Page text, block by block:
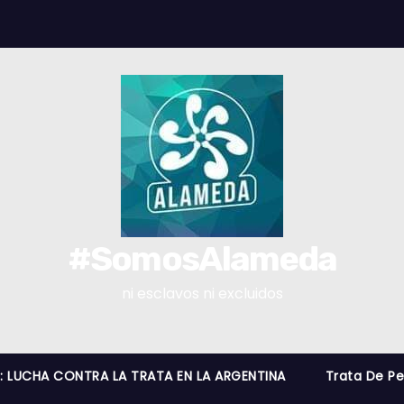
LUCHA CONTRA LA TRATA EN LA ARGENTINA Trata De